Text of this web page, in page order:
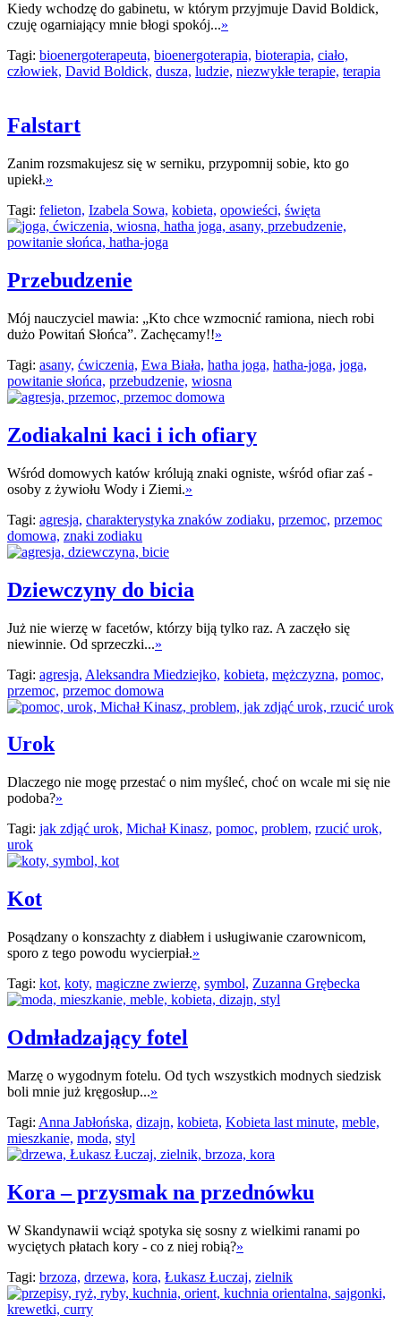
Kiedy wchodzę do gabinetu, w którym przyjmuje David Boldick,
czuję ogarniający mnie błogi spokój...»
Tagi: bioenergoterapeuta, bioenergoterapia, bioterapia, ciało,
człowiek, David Boldick, dusza, ludzie, niezwykłe terapie, terapia
Falstart
Zanim rozsmakujesz się w serniku, przypomnij sobie, kto go
upiekł.»
Tagi: felieton, Izabela Sowa, kobieta, opowieści, święta
Przebudzenie
Mój nauczyciel mawia: „Kto chce wzmocnić ramiona, niech robi
dużo Powitań Słońca”. Zachęcamy!!»
Tagi: asany, ćwiczenia, Ewa Biała, hatha joga, hatha-joga, joga,
powitanie słońca, przebudzenie, wiosna
Zodiakalni kaci i ich ofiary
Wśród domowych katów królują znaki ogniste, wśród ofiar zaś -
osoby z żywiołu Wody i Ziemi.»
Tagi: agresja, charakterystyka znaków zodiaku, przemoc, przemoc
domowa, znaki zodiaku
Dziewczyny do bicia
Już nie wierzę w facetów, którzy biją tylko raz. A zaczęło się
niewinnie. Od sprzeczki...»
Tagi: agresja, Aleksandra Miedziejko, kobieta, mężczyzna, pomoc,
przemoc, przemoc domowa
Urok
Dlaczego nie mogę przestać o nim myśleć, choć on wcale mi się nie
podoba?»
Tagi: jak zdjąć urok, Michał Kinasz, pomoc, problem, rzucić urok,
urok
Kot
Posądzany o konszachty z diabłem i usługiwanie czarownicom,
sporo z tego powodu wycierpiał.»
Tagi: kot, koty, magiczne zwierzę, symbol, Zuzanna Grębecka
Odmładzający fotel
Marzę o wygodnym fotelu. Od tych wszystkich modnych siedzisk
boli mnie już kręgosłup...»
Tagi: Anna Jabłońska, dizajn, kobieta, Kobieta last minute, meble,
mieszkanie, moda, styl
Kora – przysmak na przednówku
W Skandynawii wciąż spotyka się sosny z wielkimi ranami po
wyciętych płatach kory - co z niej robią?»
Tagi: brzoza, drzewa, kora, Łukasz Łuczaj, zielnik